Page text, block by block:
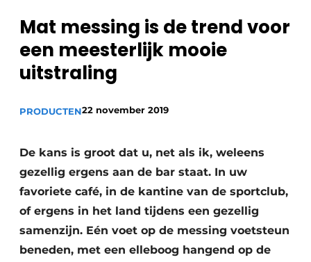
Meest gelezen
Podcasts
Privacy / Cookie statement
Vacature aanmelden
Video’s
Mat messing is de trend voor
een meesterlijk mooie
uitstraling
PRODUCTEN22 november 2019
De kans is groot dat u, net als ik, weleens
gezellig ergens aan de bar staat. In uw
favoriete café, in de kantine van de sportclub,
of ergens in het land tijdens een gezellig
samenzijn. Eén voet op de messing voetsteun
beneden, met een elleboog hangend op de